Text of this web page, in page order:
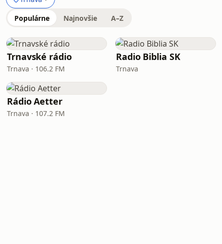
Populárne Najnovšie A–Z
Trnavské rádio
Trnava · 106.2 FM
Radio Biblia SK
Trnava
Rádio Aetter
Trnava · 107.2 FM